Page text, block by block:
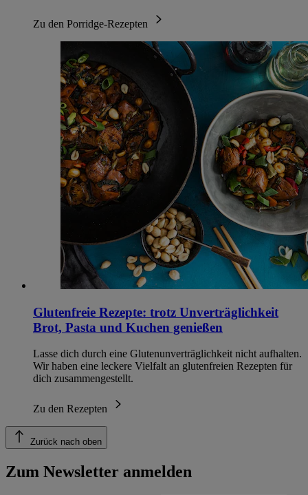
Zu den Porridge-Rezepten
Glutenfreie Rezepte: trotz Unverträglichkeit
Brot, Pasta und Kuchen genießen
Lasse dich durch eine Glutenunverträglichkeit nicht aufhalten.
Wir haben eine leckere Vielfalt an glutenfreien Rezepten für
dich zusammengestellt.
Zu den Rezepten
Zurück nach oben
Zum Newsletter anmelden